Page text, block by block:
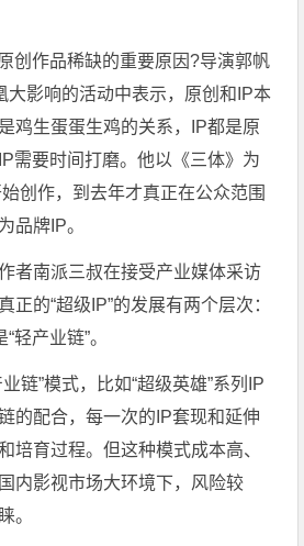
创作品稀缺的重要原因?导演郭帆
大影响的活动中表示，原创和IP本
鸡生蛋蛋生鸡的关系，IP都是原
需要时间打磨。他以《三体》为
创作，到去年才真正在公众范围
品牌IP。
者南派三叔在接受产业媒体采访
正的“超级IP”的发展有两个层次：
轻产业链”。
链”模式，比如“超级英雄”系列IP
的配合，每一次的IP套现和延伸
培育过程。但这种模式成本高、
内影视市场大环境下，风险较
。